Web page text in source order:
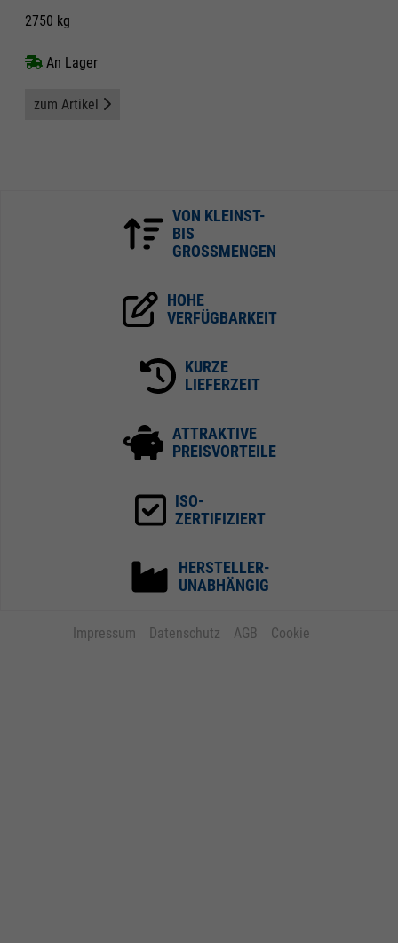
2750 kg
An Lager
zum Artikel
VON KLEINST-
BIS
GROSSMENGEN
HOHE
VERFÜGBARKEIT
KURZE
LIEFERZEIT
ATTRAKTIVE
PREISVORTEILE
ISO-
ZERTIFIZIERT
HERSTELLER-
UNABHÄNGIG
Impressum Datenschutz AGB Cookie